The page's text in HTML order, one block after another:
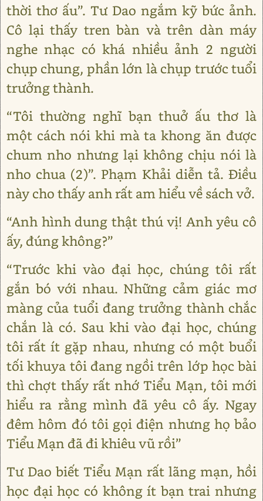
thời thơ ấu”. Tư Dao ngắm kỹ bức ảnh.
Cô lại thấy tren bàn và trên dàn máy
nghe nhạc có khá nhiều ảnh 2 người
chụp chung, phần lớn là chụp trước tuổi
trưởng thành.
“Tôi thường nghĩ bạn thuở ấu thơ là
một cách nói khi mà ta khong ăn được
chum nho nhưng lại không chịu nói là
nho chua (2)”. Phạm Khải diễn tả. Điều
này cho thấy anh rất am hiểu về sách vở.
“Anh hình dung thật thú vị! Anh yêu cô
ấy, đúng không?”
“Trước khi vào đại học, chúng tôi rất
gắn bó với nhau. Những cảm giác mơ
màng của tuổi đang trưởng thành chắc
chắn là có. Sau khi vào đại học, chúng
tôi rất ít gặp nhau, nhưng có một buổi
tối khuya tôi đang ngồi trên lớp học bài
thì chợt thấy rất nhớ Tiểu Mạn, tôi mới
hiểu ra rằng mình đã yêu cô ấy. Ngay
đêm hôm đó tôi gọi điện nhưng họ bảo
Tiểu Mạn đã đi khiêu vũ rồi”
Tư Dao biết Tiểu Mạn rất lãng mạn, hồi
học đại học có không ít bạn trai nhưng